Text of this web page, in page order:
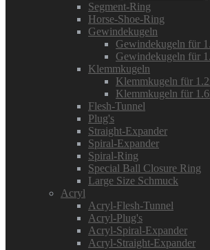
Segment-Ring
Horse-Shoe-Ring
Gewindekugeln
Gewindekugeln für
Gewindekugeln für
Klemmkugeln
Klemmkugeln für
Klemmkugeln für
Flesh-Tunnel
Plug's
Straight-Expander
Spiral-Expander
Spiral-Ring
Special Ball Closure Ring
Large Size Schmuck
Acryl
Acryl-Flesh-Tunnel
Acryl-Plug's
Acryl-Spiral-Expander
Acryl-Straight-Expander